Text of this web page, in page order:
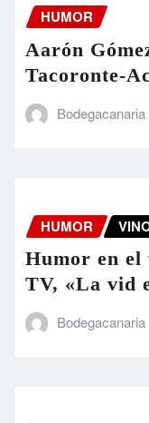
HUMOR
Aarón
Tacoronte-
Bodegacanaria
HUMOR
Humor en el
TV, «La vid
Bodegacanaria